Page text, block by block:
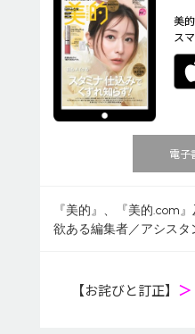
美
ス
電子
『美的』、『美的.com
欲ある編集者／アシス
【お詫びと訂正】 ＞